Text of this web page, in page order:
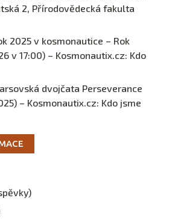
2, Přírodovědecká fakulta
2025 v kosmonautice – Rok
v 17:00) – Kosmonautix.cz: Kdo
dvojčata Perseverance
– Kosmonautix.cz: Kdo jsme